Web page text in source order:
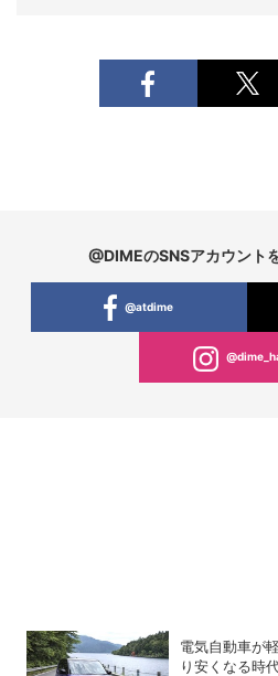
@DIMEのSNSアカウント
@atdime
電気自動車が
り安くなる時